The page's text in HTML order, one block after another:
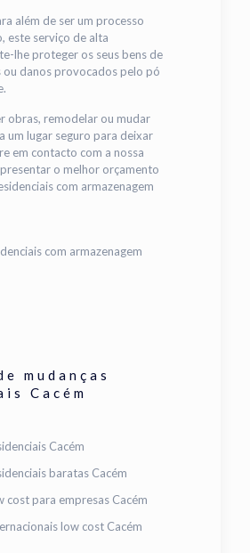
além de ser um processo
este serviço de alta
lhe proteger os seus bens de
ou danos provocados pelo pó
obras, remodelar ou mudar
um lugar seguro para deixar
em contacto com a nossa
o melhor orçamento
com armazenagem
mudanças
Cacém
Cacém
baratas Cacém
cost para empresas Cacém
low cost Cacém